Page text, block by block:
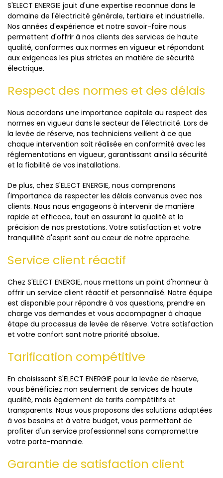
S'ELECT ENERGIE jouit d'une expertise reconnue dans le
domaine de l'électricité générale, tertiaire et industrielle.
Nos années d'expérience et notre savoir-faire nous
permettent d'offrir à nos clients des services de haute
qualité, conformes aux normes en vigueur et répondant
aux exigences les plus strictes en matière de sécurité
électrique.
Respect des normes et des délais
Nous accordons une importance capitale au respect des
normes en vigueur dans le secteur de l'électricité. Lors de
la levée de réserve, nos techniciens veillent à ce que
chaque intervention soit réalisée en conformité avec les
réglementations en vigueur, garantissant ainsi la sécurité
et la fiabilité de vos installations.
De plus, chez S'ELECT ENERGIE, nous comprenons
l'importance de respecter les délais convenus avec nos
clients. Nous nous engageons à intervenir de manière
rapide et efficace, tout en assurant la qualité et la
précision de nos prestations. Votre satisfaction et votre
tranquillité d'esprit sont au cœur de notre approche.
Service client réactif
Chez S'ELECT ENERGIE, nous mettons un point d'honneur à
offrir un service client réactif et personnalisé. Notre équipe
est disponible pour répondre à vos questions, prendre en
charge vos demandes et vous accompagner à chaque
étape du processus de levée de réserve. Votre satisfaction
et votre confort sont notre priorité absolue.
Tarification compétitive
En choisissant S'ELECT ENERGIE pour la levée de réserve,
vous bénéficiez non seulement de services de haute
qualité, mais également de tarifs compétitifs et
transparents. Nous vous proposons des solutions adaptées
à vos besoins et à votre budget, vous permettant de
profiter d'un service professionnel sans compromettre
votre porte-monnaie.
Garantie de satisfaction client